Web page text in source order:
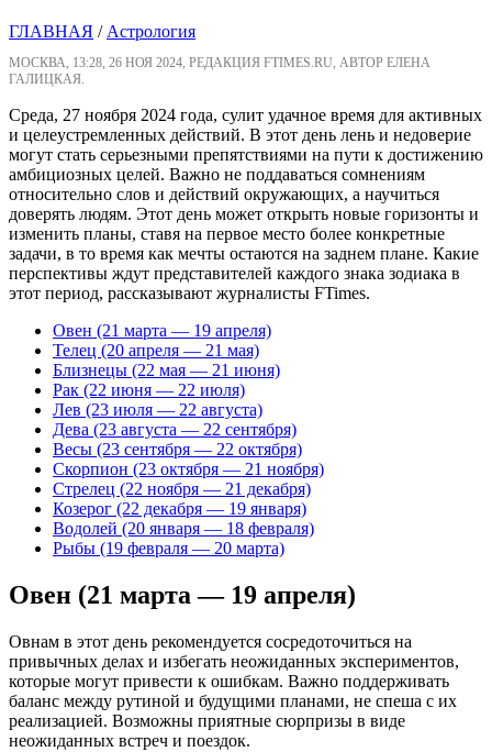
ГЛАВНАЯ /Астрология
МОСКВА, 13:28, 26 НОЯ 2024, РЕДАКЦИЯ FTIMES.RU, АВТОР ЕЛЕНА
ГАЛИЦКАЯ.
Среда, 27 ноября 2024 года, сулит удачное время для активных
и целеустремленных действий. В этот день лень и недоверие
могут стать серьезными препятствиями на пути к достижению
амбициозных целей. Важно не поддаваться сомнениям
относительно слов и действий окружающих, а научиться
доверять людям. Этот день может открыть новые горизонты и
изменить планы, ставя на первое место более конкретные
задачи, в то время как мечты остаются на заднем плане. Какие
перспективы ждут представителей каждого знака зодиака в
этот период, рассказывают журналисты FTimes.
Овен (21 марта — 19 апреля)
Телец (20 апреля — 21 мая)
Близнецы (22 мая — 21 июня)
Рак (22 июня — 22 июля)
Лев (23 июля — 22 августа)
Дева (23 августа — 22 сентября)
Весы (23 сентября — 22 октября)
Скорпион (23 октября — 21 ноября)
Стрелец (22 ноября — 21 декабря)
Козерог (22 декабря — 19 января)
Водолей (20 января — 18 февраля)
Рыбы (19 февраля — 20 марта)
Овен (21 марта — 19 апреля)
Овнам в этот день рекомендуется сосредоточиться на
привычных делах и избегать неожиданных экспериментов,
которые могут привести к ошибкам. Важно поддерживать
баланс между рутиной и будущими планами, не спеша с их
реализацией. Возможны приятные сюрпризы в виде
неожиданных встреч и поездок.